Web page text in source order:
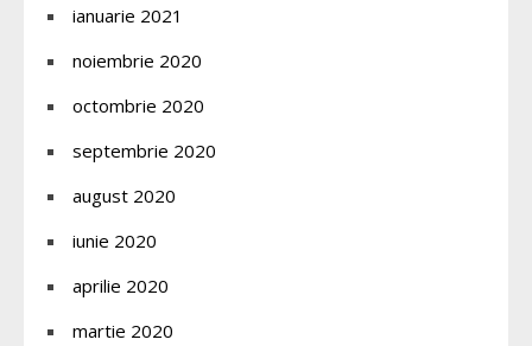
ianuarie 2021
noiembrie 2020
octombrie 2020
septembrie 2020
august 2020
iunie 2020
aprilie 2020
martie 2020